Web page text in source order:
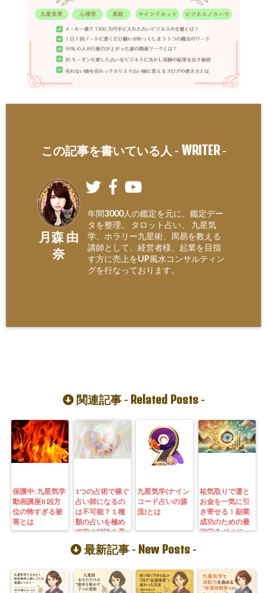
この記事を書いている人 - WRITER-
月森 由
奈
年間3000人の鑑定を元に、鑑定デー
タを整理。 タロット占い、 九星気
学、ホラリー九星術、周易を教える
講師として、経営者様、起業を目指
す方に売上をUP風水コンサルティン
グを行なっております。
関連記事 - Related Posts-
保護中: 九星気学
動画講座8 凶方
位の怖すぎる被
害とは
1つの占術で稼ぐ
占い師になるの
は不可能？１種
類の占いを極め
て稼ぐ秘訣を暴
露！
九星気学(ナイン
コード占いの源
流)とは
祐気取りで運と
お金を一気に引
き寄せる！副業
成功のための最
強完全ガイド
最新記事 - New Posts -